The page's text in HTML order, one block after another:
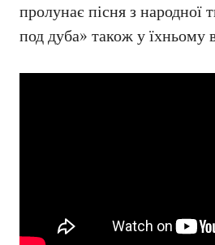
пролунає пісня з народної
под дуба» також у їхньому